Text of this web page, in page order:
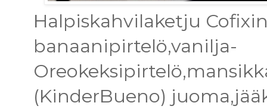
Halpiskahvilaketju
banaanipirtelö,vanilja-
(KinderBueno)